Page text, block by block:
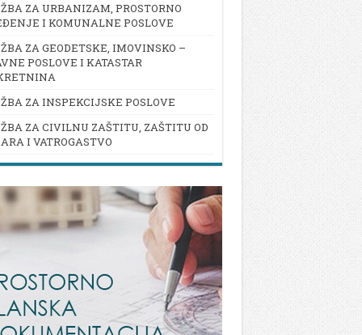
ZA URBANIZAM, PROSTORNO
I KOMUNALNE POSLOVE
ZA GEODETSKE, IMOVINSKO –
POSLOVE I KATASTAR
ZA INSPEKCIJSKE POSLOVE
ZA CIVILNU ZAŠTITU, ZAŠTITU OD
I VATROGASTVO